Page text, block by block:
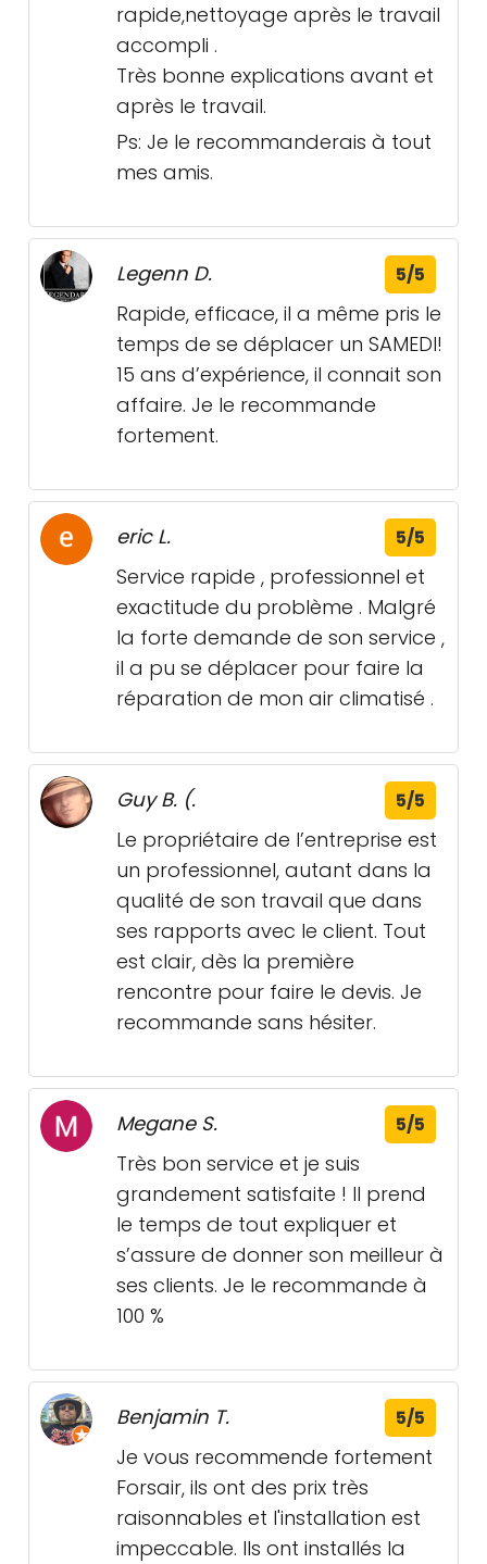
rapide,nettoyage après le travail
accompli .
Très bonne explications avant et
après le travail.
Ps: Je le recommanderais à tout
mes amis.
Legenn D. 5/5
Rapide, efficace, il a même pris le
temps de se déplacer un SAMEDI!
15 ans d’expérience, il connait son
affaire. Je le recommande
fortement.
eric L. 5/5
Service rapide , professionnel et
exactitude du problème . Malgré
la forte demande de son service ,
il a pu se déplacer pour faire la
réparation de mon air climatisé .
Guy B. (. 5/5
Le propriétaire de l’entreprise est
un professionnel, autant dans la
qualité de son travail que dans
ses rapports avec le client. Tout
est clair, dès la première
rencontre pour faire le devis. Je
recommande sans hésiter.
Megane S. 5/5
Très bon service et je suis
grandement satisfaite ! Il prend
le temps de tout expliquer et
s’assure de donner son meilleur à
ses clients. Je le recommande à
100 %
Benjamin T. 5/5
Je vous recommende fortement
Forsair, ils ont des prix très
raisonnables et l'installation est
impeccable. Ils ont installés la